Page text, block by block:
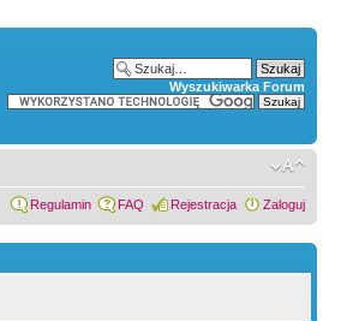
Wyszukiwarka Forum
Regulamin FAQ Rejestracja Zaloguj